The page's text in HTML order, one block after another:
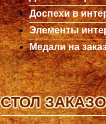
Доспехи в
Элементы
Медали на
СТОЛ